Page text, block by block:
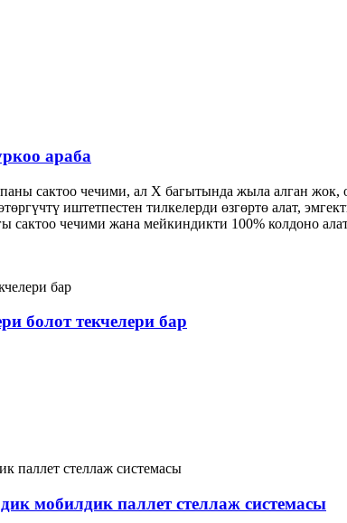
араба
сактоо чечими, ал X багытында жыла алган
иштетпестен тилкелерди өзгөртө алат,
сактоо чечими жана мейкиндикти 100% колдоно
болот текчелери бар
мобилдик паллет стеллаж системасы